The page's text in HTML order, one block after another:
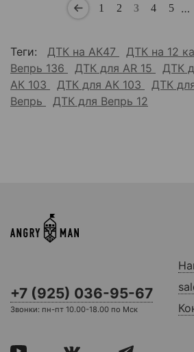
1 2 3 4 5 …
Теги: ДТК на АК47 ДТК на 12
Вепрь 136
ДТК для AR 15 ДТК
АК 103
ДТК для АК 103 ДТК
Вепрь
ДТК для Вепрь 12
+7 (925) 036-95-67
Звонки: пн-пт 10.00-18.00 по Мск